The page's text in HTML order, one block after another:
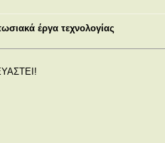
έργα τεχνολογίας